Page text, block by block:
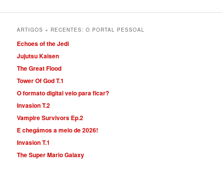
ARTIGOS + RECENTES: O PORTAL PESSOAL
Echoes of the Jedi
Jujutsu Kaisen
The Great Flood
Tower Of God T.1
O formato digital veio para ficar?
Invasion T.2
Vampire Survivors Ep.2
E chegámos a meio de 2026!
Invasion T.1
The Super Mario Galaxy